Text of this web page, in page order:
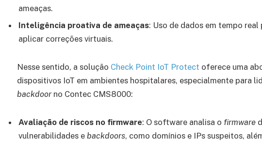
ameaças.
Inteligência proativa de ameaças: Uso de dados em tempo
aplicar correções virtuais.
Nesse sentido, a solução Check Point IoT Protect oferece uma
dispositivos IoT em ambientes hospitalares, especialmente para
backdoorno Contec CMS8000:
Avaliação de riscos no firmware: O software analisa o firmware
vulnerabilidades e backdoors, como domínios e IPs suspeitos,